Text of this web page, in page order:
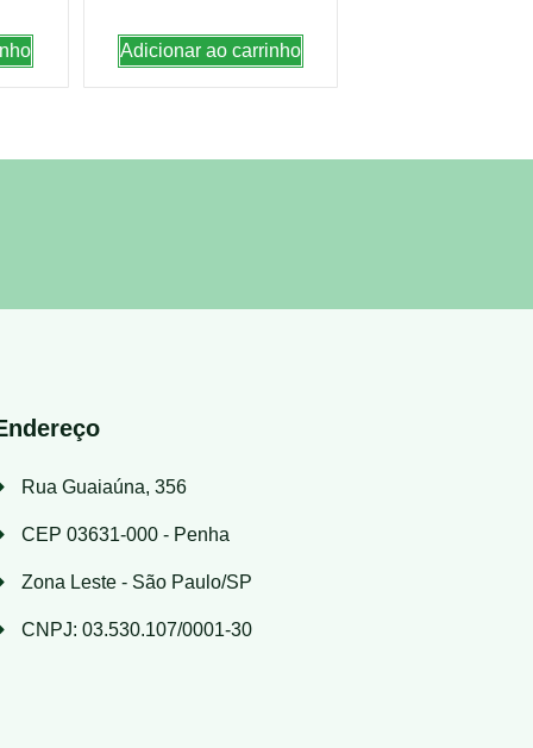
Adicionar ao carrinho
Rua Guaiaúna, 356
CEP 03631-000 - Penha
Zona Leste - São Paulo/SP
CNPJ: 03.530.107/0001-30